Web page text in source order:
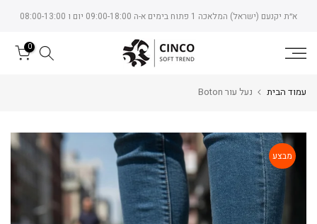
Skip
content
א״ת יקנעם (ישראל) המלאכה 1 פתוח בימים א-ה 09:00-18:00 יום ו 08:00-13:00
0
עמוד הבית נעל עור Boton
מבצע